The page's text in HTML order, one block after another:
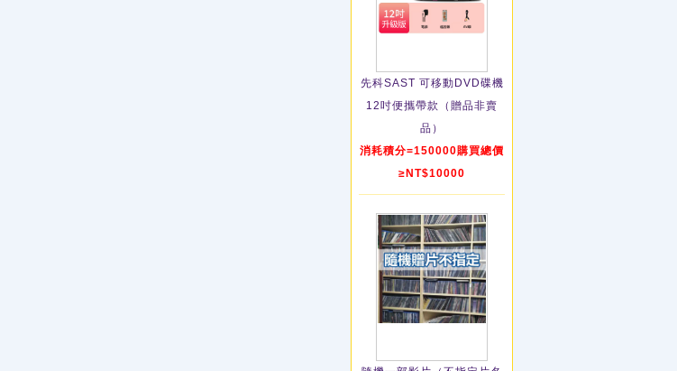
先科SAST 可移動DVD碟機
12吋便攜帶款（贈品非賣
品）
消耗積分=150000購買總價
≥NT$10000